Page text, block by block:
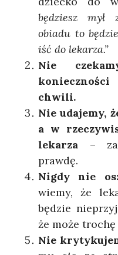
będziesz mył
obiadu to
iść do lekarza.”
Nie
chwili.
Nie udajemy,
a w
lekarza –
prawdę.
Nigdy nie
wiemy, że
będzie
że może trochę
Nie